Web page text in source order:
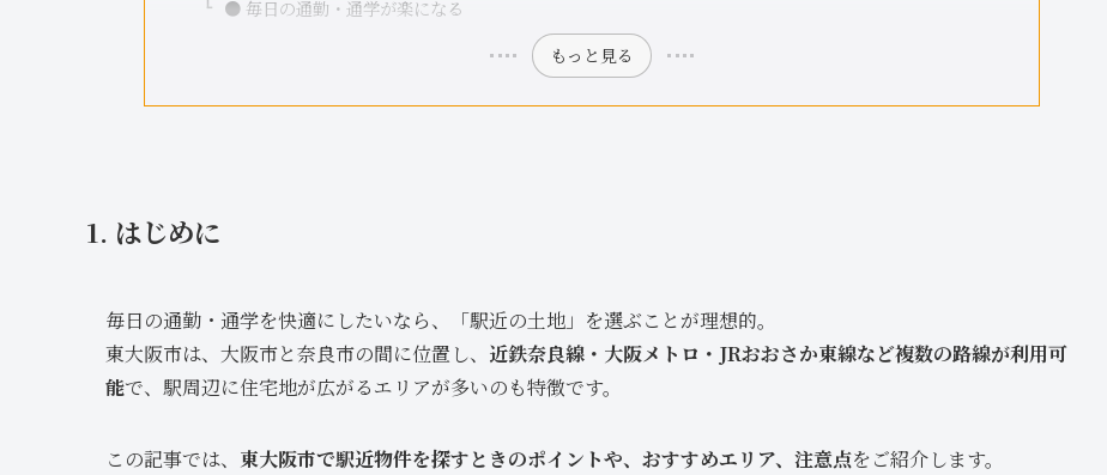
● 毎日の通勤・通学が楽になる
もっと見る
1. はじめに
毎日の通勤・通学を快適にしたいなら、「駅近の土地」を選ぶことが理想的。
東大阪市は、大阪市と奈良市の間に位置し、 近鉄奈良線・大阪メトロ・JRおおさか東線など複数の路線が利用可
能で、駅周辺に住宅地が広がるエリアが多いのも特徴です。
この記事では、 東大阪市で駅近物件を探すときのポイントや、おすすめエリア、注意点をご紹介します。